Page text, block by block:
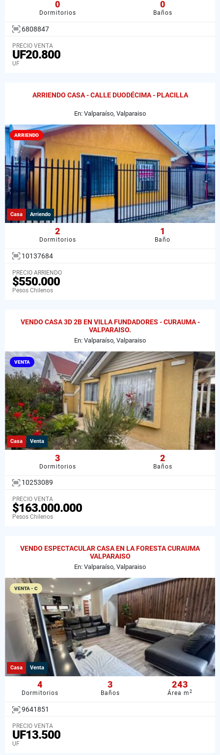
0
Dormitorios
0
Baños
6808847
PRECIO VENTA
UF20.800
UF
ARRIENDO CASA - CALLE DUODÉCIMA - PLACILLA
En: Valparaíso, Valparaiso
ARRIENDO
Casa Arriendo
2
Dormitorios
1
Baño
10137684
PRECIO ARRIENDO
$550.000
Pesos Chilenos
VENDO CASA 3D 2B EN VILLA FUNDADORES - CURAUMA -
VALPARAISO.
En: Valparaíso, Valparaiso
VENTA
Casa Venta
3
Dormitorios
2
Baños
10253089
PRECIO VENTA
$163.000.000
Pesos Chilenos
VENDO ESPECTACULAR CASA EN LA FORESTA CURAUMA
VALPARAISO
En: Valparaíso, Valparaiso
VENTA - C
Casa Venta
4
Dormitorios
3
Baños
243
Área m2
9641851
PRECIO VENTA
UF13.500
UF